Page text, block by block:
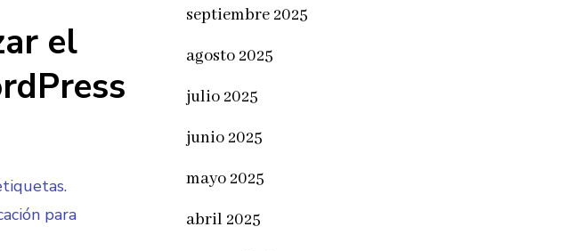
el
para
septiembre 2025
agosto 2025
julio 2025
junio 2025
mayo 2025
abril 2025